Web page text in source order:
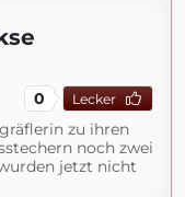
0 Lecker
zu ihren
noch zwei
jetzt nicht